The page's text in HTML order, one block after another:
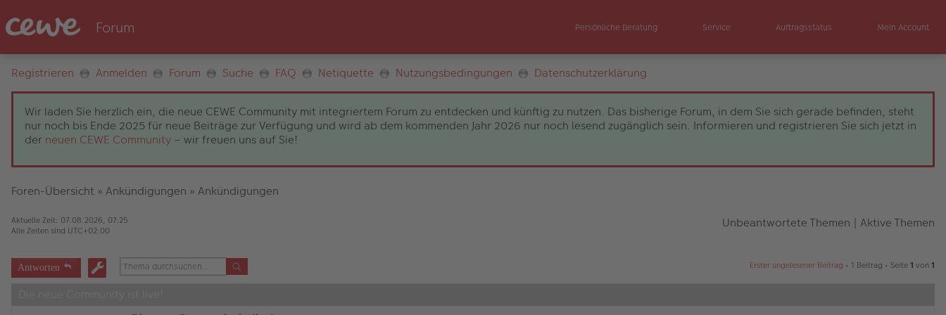
Persönliche Beratung Service Auftragsstatus Mein Account
Registrieren Anmelden Forum Suche FAQ Netiquette Nutzungsbedingungen Datenschutzerklärung
Wir laden Sie herzlich ein, die neue CEWE Community mit integriertem Forum zu entdecken und künftig zu nutzen. Das bisherige Forum, in dem Sie sich gerade befinden, steht
nur noch bis Ende 2025 für neue Beiträge zur Verfügung und wird ab dem kommenden Jahr 2026 nur noch lesend zugänglich sein. Informieren und registrieren Sie sich jetzt in
der neuen CEWE Community – wir freuen uns auf Sie!
Foren-Übersicht » Ankündigungen » Ankündigungen
Aktuelle Zeit: 07.08.2026, 07:25
Alle Zeiten sind UTC+02:00 Unbeantwortete Themen | Aktive Themen
Antworten Erster ungelesener Beitrag • 1 Beitrag • Seite 1 von 1